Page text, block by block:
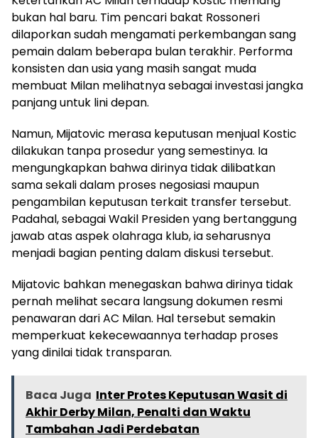
bukan hal baru. Tim pencari bakat Rossoneri
dilaporkan sudah mengamati perkembangan sang
pemain dalam beberapa bulan terakhir. Performa
konsisten dan usia yang masih sangat muda
membuat Milan melihatnya sebagai investasi jangka
panjang untuk lini depan.
Namun, Mijatovic merasa keputusan menjual Kostic
dilakukan tanpa prosedur yang semestinya. Ia
mengungkapkan bahwa dirinya tidak dilibatkan
sama sekali dalam proses negosiasi maupun
pengambilan keputusan terkait transfer tersebut.
Padahal, sebagai Wakil Presiden yang bertanggung
jawab atas aspek olahraga klub, ia seharusnya
menjadi bagian penting dalam diskusi tersebut.
Mijatovic bahkan menegaskan bahwa dirinya tidak
pernah melihat secara langsung dokumen resmi
penawaran dari AC Milan. Hal tersebut semakin
memperkuat kekecewaannya terhadap proses
yang dinilai tidak transparan.
Baca Juga Inter Protes Keputusan Wasit di
Akhir Derby Milan, Penalti dan Waktu
Tambahan Jadi Perdebatan